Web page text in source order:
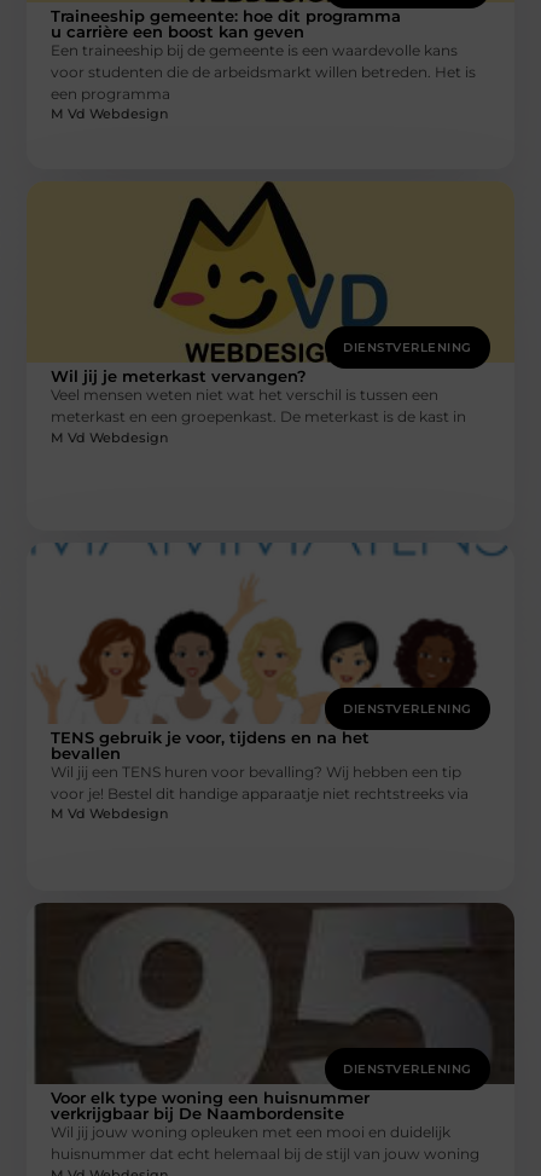
Traineeship gemeente: hoe dit programma
u carrière een boost kan geven
Een traineeship bij de gemeente is een waardevolle kans
voor studenten die de arbeidsmarkt willen betreden. Het is
een programma
M Vd Webdesign
DIENSTVERLENING
Wil jij je meterkast vervangen?
Veel mensen weten niet wat het verschil is tussen een
meterkast en een groepenkast. De meterkast is de kast in
M Vd Webdesign
DIENSTVERLENING
TENS gebruik je voor, tijdens en na het
bevallen
Wil jij een TENS huren voor bevalling? Wij hebben een tip
voor je! Bestel dit handige apparaatje niet rechtstreeks via
M Vd Webdesign
DIENSTVERLENING
Voor elk type woning een huisnummer
verkrijgbaar bij De Naambordensite
Wil jij jouw woning opleuken met een mooi en duidelijk
huisnummer dat echt helemaal bij de stijl van jouw woning